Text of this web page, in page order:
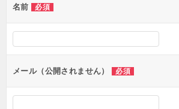
ー
シ
ン
名前 必須
メール（公開されません） 必須